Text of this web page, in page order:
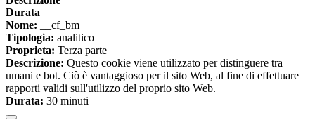
Durata
Nome: __cf_bm
Tipologia: analitico
Proprieta: Terza parte
Descrizione: Questo cookie viene utilizzato per distinguere tra
umani e bot. Ciò è vantaggioso per il sito Web, al fine di effettuare
rapporti validi sull'utilizzo del proprio sito Web.
Durata: 30 minuti